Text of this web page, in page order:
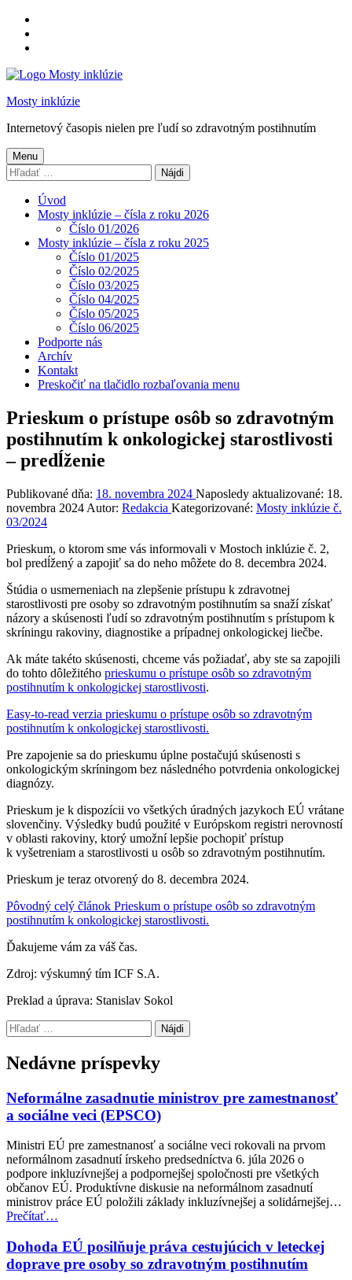
obsah
pätičku
Mosty inklúzie
Internetový časopis nielen pre ľudí so zdravotným postihnutím
Menu
Hľadať:
Úvod
Mosty inklúzie – čísla z roku 2026
Číslo 01/2026
Mosty inklúzie – čísla z roku 2025
Číslo 01/2025
Číslo 02/2025
Číslo 03/2025
Číslo 04/2025
Číslo 05/2025
Číslo 06/2025
Podporte nás
Archív
Kontakt
Preskočiť na tlačidlo rozbaľovania menu
Prieskum o prístupe osôb so zdravotným
postihnutím k onkologickej starostlivosti
– predĺženie
Publikované dňa: 18. novembra 2024 Naposledy aktualizované: 18.
novembra 2024 Autor: Redakcia Kategorizované: Mosty inklúzie č.
03/2024
Prieskum, o ktorom sme vás informovali v Mostoch inklúzie č. 2,
bol predĺžený a zapojiť sa do neho môžete do 8. decembra 2024.
Štúdia o usmerneniach na zlepšenie prístupu k zdravotnej
starostlivosti pre osoby so zdravotným postihnutím sa snaží získať
názory a skúsenosti ľudí so zdravotným postihnutím s prístupom k
skríningu rakoviny, diagnostike a prípadnej onkologickej liečbe.
Ak máte takéto skúsenosti, chceme vás požiadať, aby ste sa zapojili
do tohto dôležitého prieskumu o prístupe osôb so zdravotným
postihnutím k onkologickej starostlivosti.
Easy-to-read verzia prieskumu o prístupe osôb so zdravotným
postihnutím k onkologickej starostlivosti.
Pre zapojenie sa do prieskumu úplne postačujú skúsenosti s
onkologickým skríningom bez následného potvrdenia onkologickej
diagnózy.
Prieskum je k dispozícii vo všetkých úradných jazykoch EÚ vrátane
slovenčiny. Výsledky budú použité v Európskom registri nerovností
v oblasti rakoviny, ktorý umožní lepšie pochopiť prístup
k vyšetreniam a starostlivosti u osôb so zdravotným postihnutím.
Prieskum je teraz otvorený do 8. decembra 2024.
Pôvodný celý článok Prieskum o prístupe osôb so zdravotným
postihnutím k onkologickej starostlivosti.
Ďakujeme vám za váš čas.
Zdroj: výskumný tím ICF S.A.
Preklad a úprava: Stanislav Sokol
Preskočiť
späť
na
hlavnú
Hľadať:
Nedávne príspevky
Neformálne zasadnutie ministrov pre zamestnanosť
a sociálne veci (EPSCO)
Ministri EÚ pre zamestnanosť a sociálne veci rokovali na prvom
neformálnom zasadnutí írskeho predsedníctva 6. júla 2026 o
podpore inkluzívnejšej a podpornejšej spoločnosti pre všetkých
občanov EÚ. Produktívne diskusie na neformálnom zasadnutí
ministrov práce EÚ položili základy inkluzívnejšej a solidárnejšej…
Prečítať“Neformálne
ministrov
pre
zamestnanosť
…
Dohoda EÚ posilňuje práva cestujúcich v leteckej
doprave pre osoby so zdravotným postihnutím